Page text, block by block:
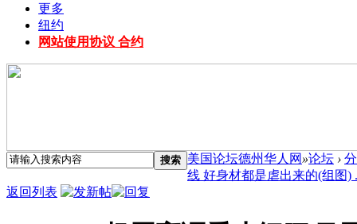
更多
纽约
网站使用协议 合约
搜索 美国论坛德州华人网 »论坛 ›
线 好身材都是虐出来的(组图)
返回列表